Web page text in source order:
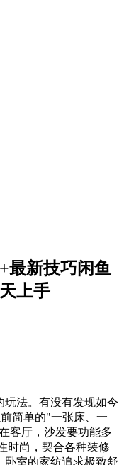
最新技巧闲鱼
上手
法。有没有发现如今
简单的"一张床、一
客厅，沙发要功能多
时尚，契合各种装修
卧室的家纺追求极致舒